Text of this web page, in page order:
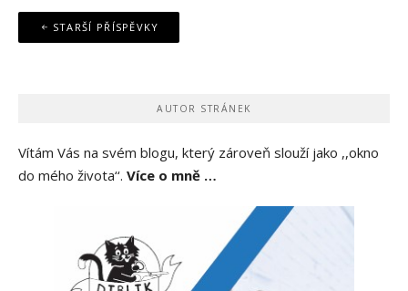
Navigace
STARŠÍ PŘÍSPĚVKY
AUTOR STRÁNEK
Vítám Vás na svém blogu, který zároveň slouží jako ,,okno
do mého života‘‘. Více o mně …